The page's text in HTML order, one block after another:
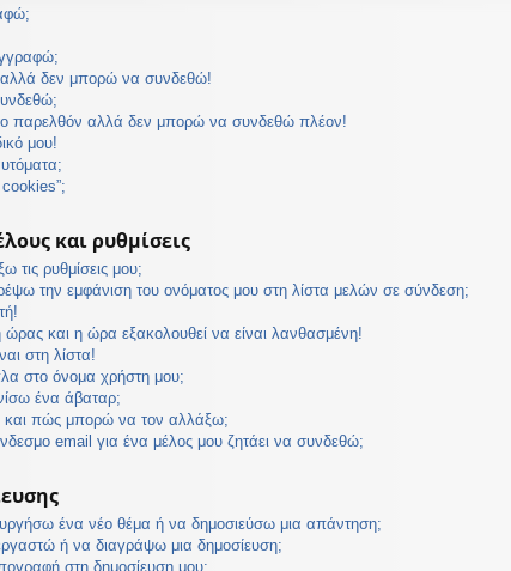
δεν μπορώ να συνδεθώ!
παρελθόν αλλά δεν μπορώ να συνδεθώ πλέον!
μου!
και ρυθμίσεις
ρυθμίσεις μου;
την εμφάνιση του ονόματος μου στη λίστα μελών σε σύνδεση;
και η ώρα εξακολουθεί να είναι λανθασμένη!
στη λίστα!
στο όνομα χρήστη μου;
ένα άβαταρ;
και πώς μπορώ να τον αλλάξω;
email για ένα μέλος μου ζητάει να συνδεθώ;
ένα νέο θέμα ή να δημοσιεύσω μια απάντηση;
ή να διαγράψω μια δημοσίευση;
στη δημοσίευση μου;